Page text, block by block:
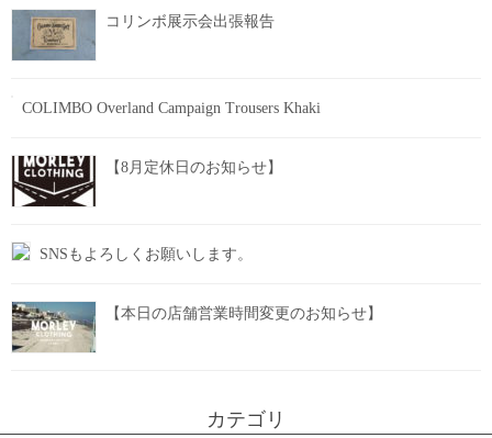
コリンボ展示会出張報告
COLIMBO Overland Campaign Trousers Khaki
【8月定休日のお知らせ】
SNSもよろしくお願いします。
【本日の店舗営業時間変更のお知らせ】
カテゴリ